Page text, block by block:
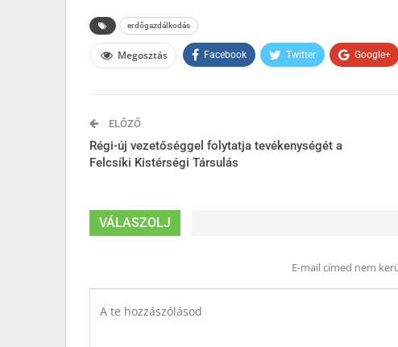
erdőgazdálkodás
Megosztás Facebook Twitter Google+
ELŐZŐ
Régi-új vezetőséggel folytatja tevékenységét a
Felcsíki Kistérségi Társulás
VÁLASZOLJ
E-mail címed nem